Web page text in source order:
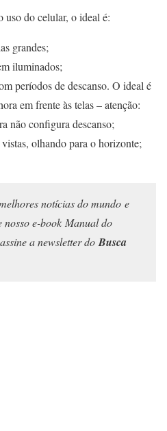
uso do celular, o ideal é:
grandes;
iluminados;
períodos de descanso. O ideal é
em frente às telas – atenção:
não configura descanso;
olhando para o horizonte;
notícias do mundo e
e-book Manual do
a newsletter doBusca